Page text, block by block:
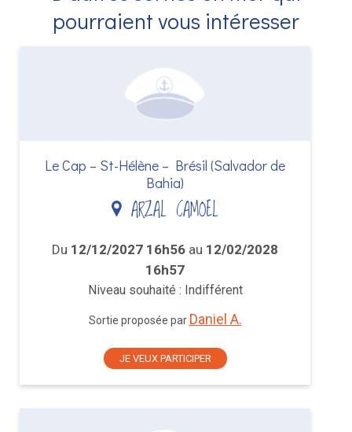
pourraient vous intéresser
Le Cap – St-Hélène – Brésil (Salvador de
Bahia)
ARZAL CAMOEL
Du 12/12/2027 16h56 au 12/02/2028
16h57
Niveau souhaité : Indifférent
Sortie proposée par Daniel A.
JE VEUX PARTICIPER